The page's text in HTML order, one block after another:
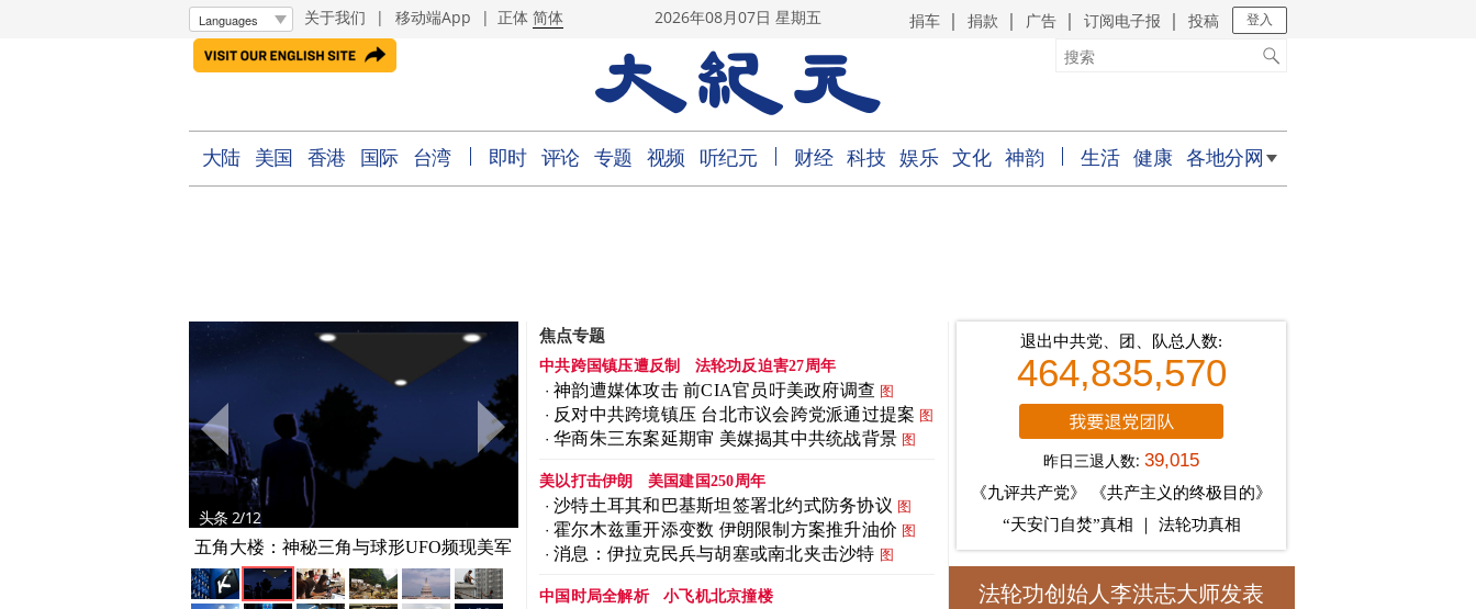
关于我们 | 移动端App | 正体 简体 2026年08月07日 星期五 捐车 捐款 广告 订阅电子报 投稿 登入
大陆 美国 香港 国际 台湾 即时 评论 专题 视频 听纪元 财经 科技 娱乐 文化 神韵 生活 健康 各地分网
头条 2/12
五角大楼：神秘三角与球形UFO频现美军
基地
焦点专题
中共跨国镇压遭反制 法轮功反迫害27周年
神韵遭媒体攻击 前CIA官员吁美政府调查 图
反对中共跨境镇压 台北市议会跨党派通过提案 图
华商朱三东案延期审 美媒揭其中共统战背景 图
美以打击伊朗 美国建国250周年
沙特土耳其和巴基斯坦签署北约式防务协议 图
霍尔木兹重开添变数 伊朗限制方案推升油价 图
消息：伊拉克民兵与胡塞或南北夹击沙特 图
中国时局全解析 小飞机北京撞楼
退出中共党、团、队总人数:
464,835,570
昨日三退人数:39,015
《九评共产党》
《共产主义的终极目的》
“天安门自焚”真相
法轮功真相
法轮功创始人李洪志大师发表